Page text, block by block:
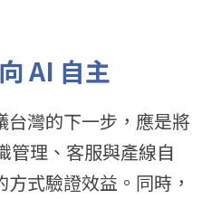
AI 自主
台灣的下一步，應是將
管理、客服與產線自
式驗證效益。同時，